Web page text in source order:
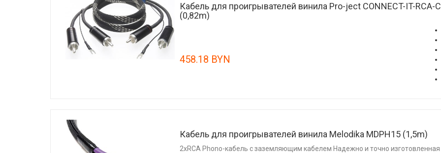
Кабель для проигрывателей винила Pro-ject CONNECT-IT-RCA-C
(0,82m)
458.18 BYN
Кабель для проигрывателей винила Melodika MDPH15 (1,5m)
2xRCA Phono-кабель с заземляющим кабелем Надежно и точно изготовленная